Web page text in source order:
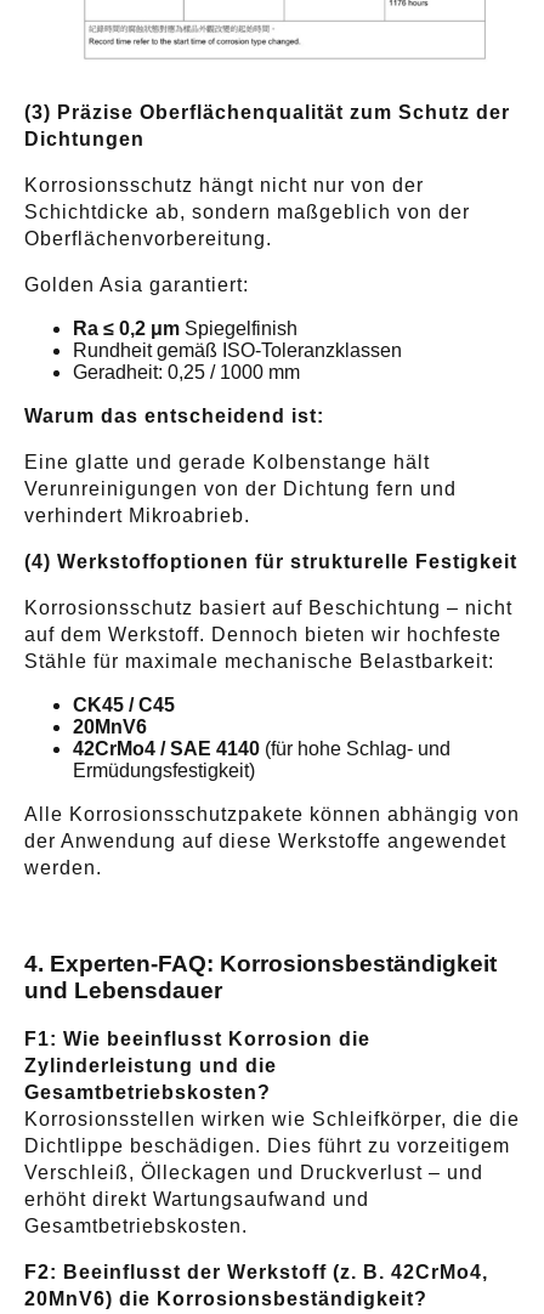
(3) Präzise Oberflächenqualität zum Schutz der
Dichtungen
Korrosionsschutz hängt nicht nur von der
Schichtdicke ab, sondern maßgeblich von der
Oberflächenvorbereitung.
Golden Asia garantiert:
Ra ≤ 0,2 μm Spiegelfinish
Rundheit gemäß ISO-Toleranzklassen
Geradheit: 0,25 / 1000 mm
Warum das entscheidend ist:
Eine glatte und gerade Kolbenstange hält
Verunreinigungen von der Dichtung fern und
verhindert Mikroabrieb.
(4) Werkstoffoptionen für strukturelle Festigkeit
Korrosionsschutz basiert auf Beschichtung – nicht
auf dem Werkstoff. Dennoch bieten wir hochfeste
Stähle für maximale mechanische Belastbarkeit:
CK45 / C45
20MnV6
42CrMo4 / SAE 4140 (für hohe Schlag- und
Ermüdungsfestigkeit)
Alle Korrosionsschutzpakete können abhängig von
der Anwendung auf diese Werkstoffe angewendet
werden.
4. Experten-FAQ: Korrosionsbeständigkeit
und Lebensdauer
F1: Wie beeinflusst Korrosion die
Zylinderleistung und die
Gesamtbetriebskosten?
Korrosionsstellen wirken wie Schleifkörper, die die
Dichtlippe beschädigen. Dies führt zu vorzeitigem
Verschleiß, Ölleckagen und Druckverlust – und
erhöht direkt Wartungsaufwand und
Gesamtbetriebskosten.
F2: Beeinflusst der Werkstoff (z. B. 42CrMo4,
20MnV6) die Korrosionsbeständigkeit?